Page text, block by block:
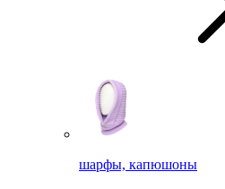
шарфы, капюшоны